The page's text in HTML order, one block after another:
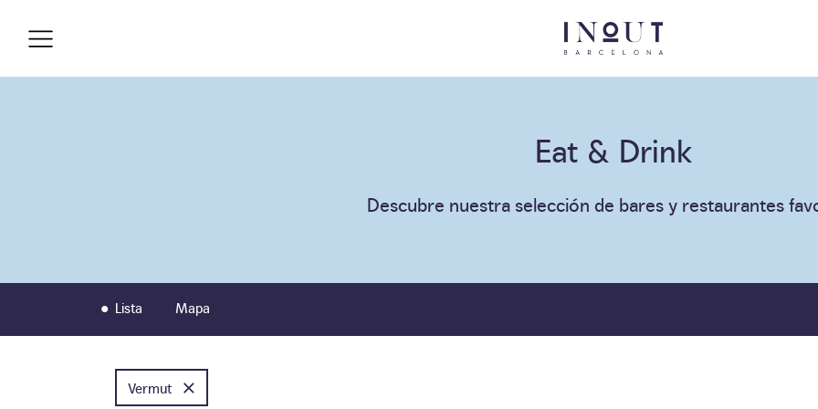
Eat & Drink
Descubre nuestra selección de bares y restaurantes
Lista Mapa
Vermut ×